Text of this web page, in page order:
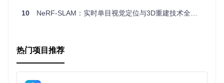
10 NeRF-SLAM：实时单目视觉定位与3D重建技术全解析
热门项目推荐